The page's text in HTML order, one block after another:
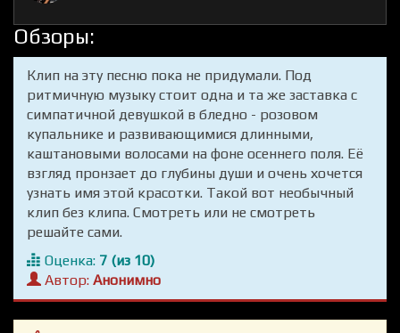
Обзоры:
Клип на эту песню пока не придумали. Под
ритмичную музыку стоит одна и та же заставка с
симпатичной девушкой в бледно - розовом
купальнике и развивающимися длинными,
каштановыми волосами на фоне осеннего поля. Её
взгляд пронзает до глубины души и очень хочется
узнать имя этой красотки. Такой вот необычный
клип без клипа. Смотреть или не смотреть
решайте сами.
Оценка: 7 (из 10)
Автор: Анонимно